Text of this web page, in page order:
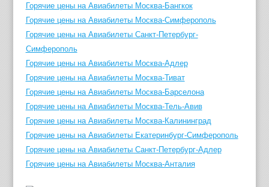
Горячие цены на Авиабилеты Москва-Бангкок
Горячие цены на Авиабилеты Москва-Симферополь
Горячие цены на Авиабилеты Санкт-Петербург-
Симферополь
Горячие цены на Авиабилеты Москва-Адлер
Горячие цены на Авиабилеты Москва-Тиват
Горячие цены на Авиабилеты Москва-Барселона
Горячие цены на Авиабилеты Москва-Тель-Авив
Горячие цены на Авиабилеты Москва-Калининград
Горячие цены на Авиабилеты Екатеринбург-Симферополь
Горячие цены на Авиабилеты Санкт-Петербург-Адлер
Горячие цены на Авиабилеты Москва-Анталия